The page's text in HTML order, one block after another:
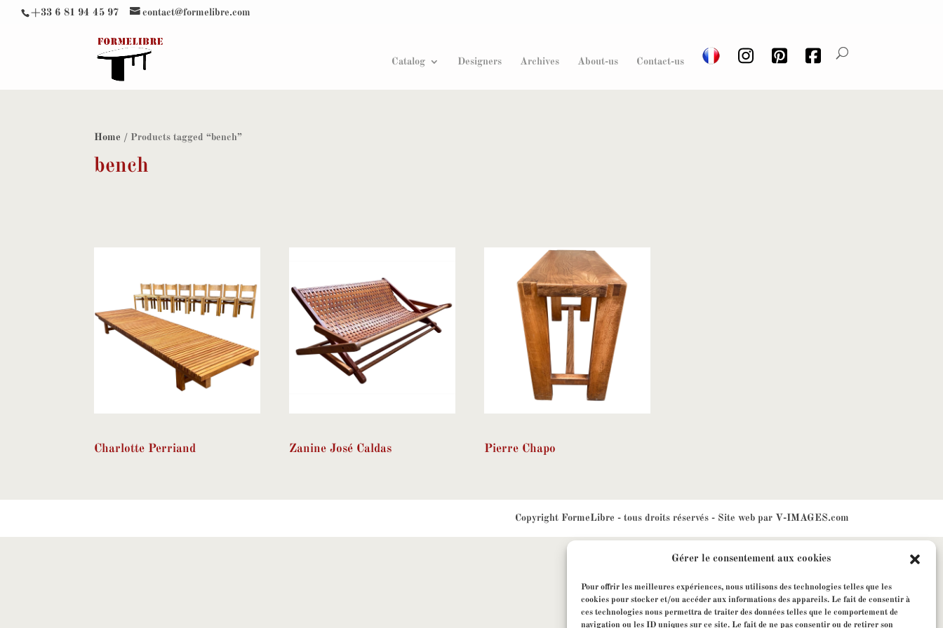
Gérer le consentement aux cookies
Pour offrir les meilleures expériences, nous utilisons des technologies telles que les
cookies pour stocker et/ou accéder aux informations des appareils. Le fait de consentir à
ces technologies nous permettra de traiter des données telles que le comportement de
navigation ou les ID uniques sur ce site. Le fait de ne pas consentir ou de retirer son
+33 6 81 94 45 97 contact@formelibre.com
Catalog Designers Archives About-us Contact-us
Home / Products tagged “bench”
bench
Charlotte Perriand Zanine José Caldas Pierre Chapo
Copyright FormeLibre - tous droits réservés - Site web par V-IMAGES.com